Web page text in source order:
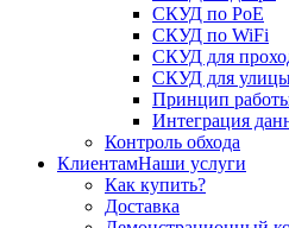
СКУД по PoE
СКУД по WiFi
СКУД для
СКУД для
Принцип
Интеграция
Контроль обхода
КлиентамНаши услуги
Как купить?
Доставка